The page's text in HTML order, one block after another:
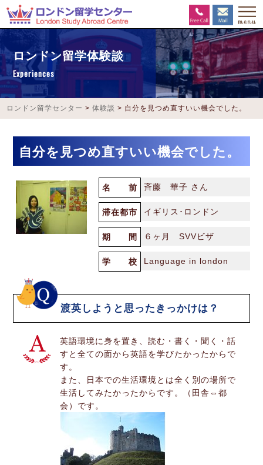
ロンドン留学体験談
Experiences
ロンドン留学センター >体験談 > 自分を見つめ直すいい機会でした。
自分を見つめ直すいい機会でした。
名 前 斉藤 華子 さん
滞在都市 イギリス･ロンドン
期 間 ６ヶ月 SVVビザ
学 校 Language in london
渡英しようと思ったきっかけは？
英語環境に身を置き、読む・書く・聞く・話
すと全ての面から英語を学びたかったからで
す。
また、日本での生活環境とは全く別の場所で
生活してみたかったからです。（田舎⇔都
会）です。